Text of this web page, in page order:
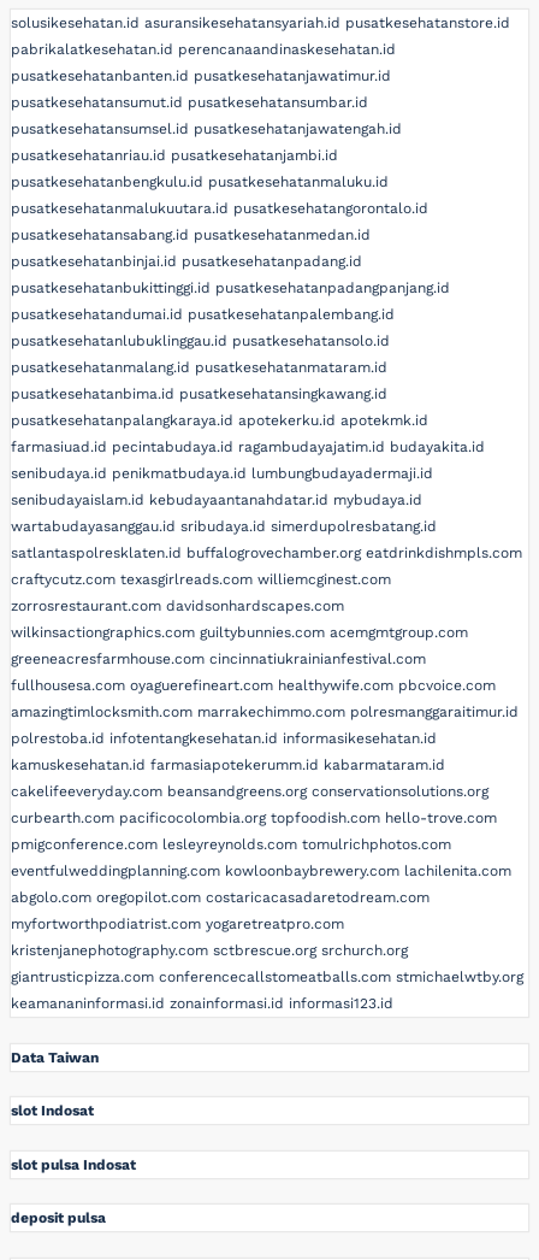
solusikesehatan.id asuransikesehatansyariah.id pusatkesehatanstore.id
pabrikalatkesehatan.id perencanaandinaskesehatan.id
pusatkesehatanbanten.id pusatkesehatanjawatimur.id
pusatkesehatansumut.id pusatkesehatansumbar.id
pusatkesehatansumsel.id pusatkesehatanjawatengah.id
pusatkesehatanriau.id pusatkesehatanjambi.id
pusatkesehatanbengkulu.id pusatkesehatanmaluku.id
pusatkesehatanmalukuutara.id pusatkesehatangorontalo.id
pusatkesehatansabang.id pusatkesehatanmedan.id
pusatkesehatanbinjai.id pusatkesehatanpadang.id
pusatkesehatanbukittinggi.id pusatkesehatanpadangpanjang.id
pusatkesehatandumai.id pusatkesehatanpalembang.id
pusatkesehatanlubuklinggau.id pusatkesehatansolo.id
pusatkesehatanmalang.id pusatkesehatanmataram.id
pusatkesehatanbima.id pusatkesehatansingkawang.id
pusatkesehatanpalangkaraya.id apotekerku.id apotekmk.id
farmasiuad.id pecintabudaya.id ragambudayajatim.id budayakita.id
senibudaya.id penikmatbudaya.id lumbungbudayadermaji.id
senibudayaislam.id kebudayaantanahdatar.id mybudaya.id
wartabudayasanggau.id sribudaya.id simerdupolresbatang.id
satlantaspolresklaten.id buffalogrovechamber.org eatdrinkdishmpls.com
craftycutz.com texasgirlreads.com williemcginest.com
zorrosrestaurant.com davidsonhardscapes.com
wilkinsactiongraphics.com guiltybunnies.com acemgmtgroup.com
greeneacresfarmhouse.com cincinnatiukrainianfestival.com
fullhousesa.com oyaguerefineart.com healthywife.com pbcvoice.com
amazingtimlocksmith.com marrakechimmo.com polresmanggaraitimur.id
polrestoba.id infotentangkesehatan.id informasikesehatan.id
kamuskesehatan.id farmasiapotekerumm.id kabarmataram.id
cakelifeeveryday.com beansandgreens.org conservationsolutions.org
curbearth.com pacificocolombia.org topfoodish.com hello-trove.com
pmigconference.com lesleyreynolds.com tomulrichphotos.com
eventfulweddingplanning.com kowloonbaybrewery.com lachilenita.com
abgolo.com oregopilot.com costaricacasadaretodream.com
myfortworthpodiatrist.com yogaretreatpro.com
kristenjanephotography.com sctbrescue.org srchurch.org
giantrusticpizza.com conferencecallstomeatballs.com stmichaelwtby.org
keamananinformasi.id zonainformasi.id informasi123.id
Data Taiwan
slot Indosat
slot pulsa Indosat
deposit pulsa